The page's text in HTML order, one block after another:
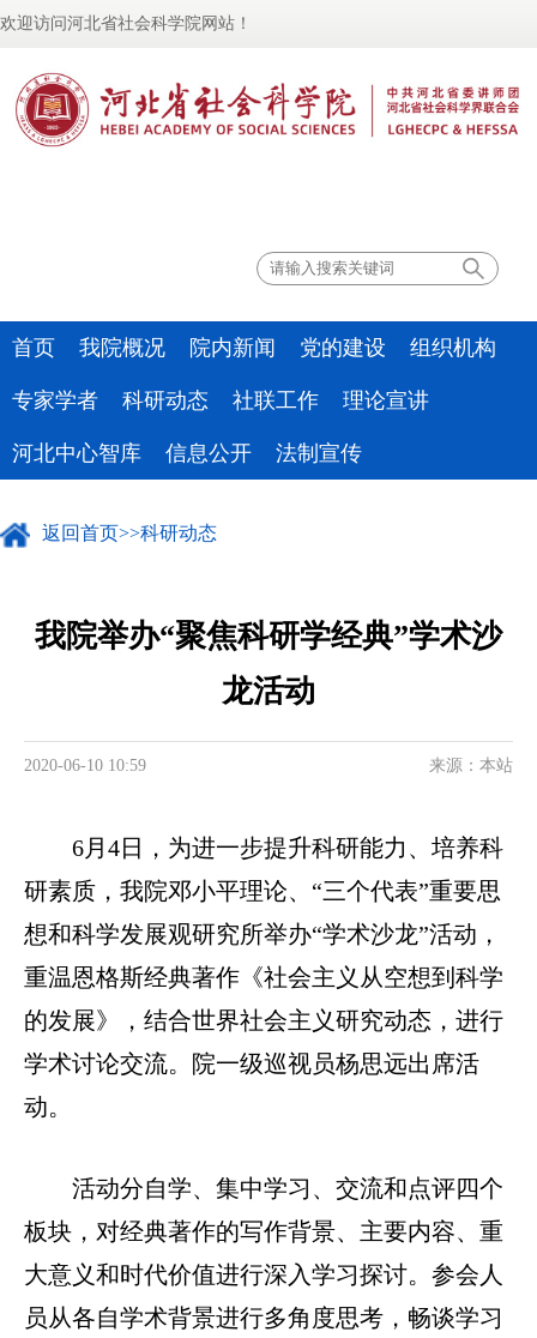
欢迎访问河北省社会科学院网站！
首页 我院概况 院内新闻 党的建设 组织机构
专家学者 科研动态 社联工作 理论宣讲
河北中心智库 信息公开 法制宣传
返回首页>>科研动态
我院举办“聚焦科研学经典”学术沙
龙活动
2020-06-10 10:59 来源：本站
6月4日，为进一步提升科研能力、培养科
研素质，我院邓小平理论、“三个代表”重要思
想和科学发展观研究所举办“学术沙龙”活动，
重温恩格斯经典著作《社会主义从空想到科学
的发展》，结合世界社会主义研究动态，进行
学术讨论交流。院一级巡视员杨思远出席活
动。
活动分自学、集中学习、交流和点评四个
板块，对经典著作的写作背景、主要内容、重
大意义和时代价值进行深入学习探讨。参会人
员从各自学术背景进行多角度思考，畅谈学习